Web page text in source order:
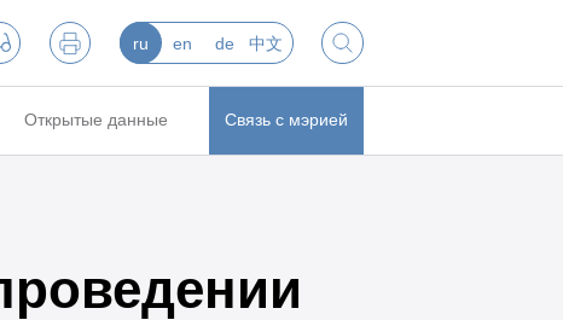
ru en de 中文
Открытые данные Связь с мэрией